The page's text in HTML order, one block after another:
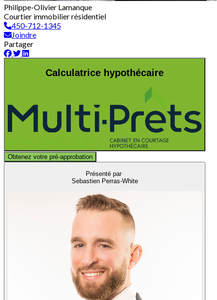
Philippe-Olivier Lamanque
Courtier immobilier résidentiel
450-712-1345
Joindre
Partager
Calculatrice hypothécaire
Obtenez votre pré-approbation
Présenté par
Sebastien Perras-White